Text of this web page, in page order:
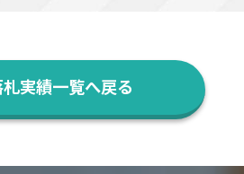
札実績一覧へ戻る